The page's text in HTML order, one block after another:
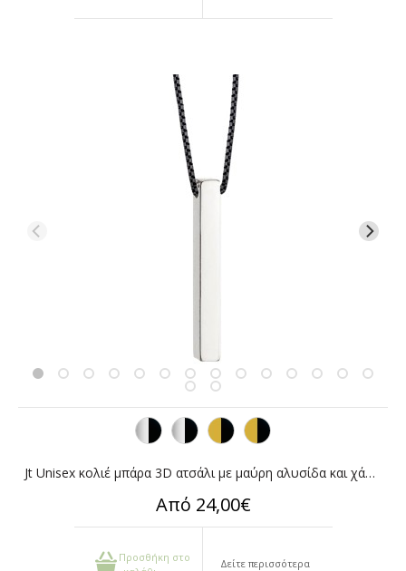
Jt Unisex κολιέ μπάρα 3D ατσάλι με μαύρη αλυσίδα και χάραξη
Από 24,00€
Προσθήκη στο
Δείτε περισσότερα